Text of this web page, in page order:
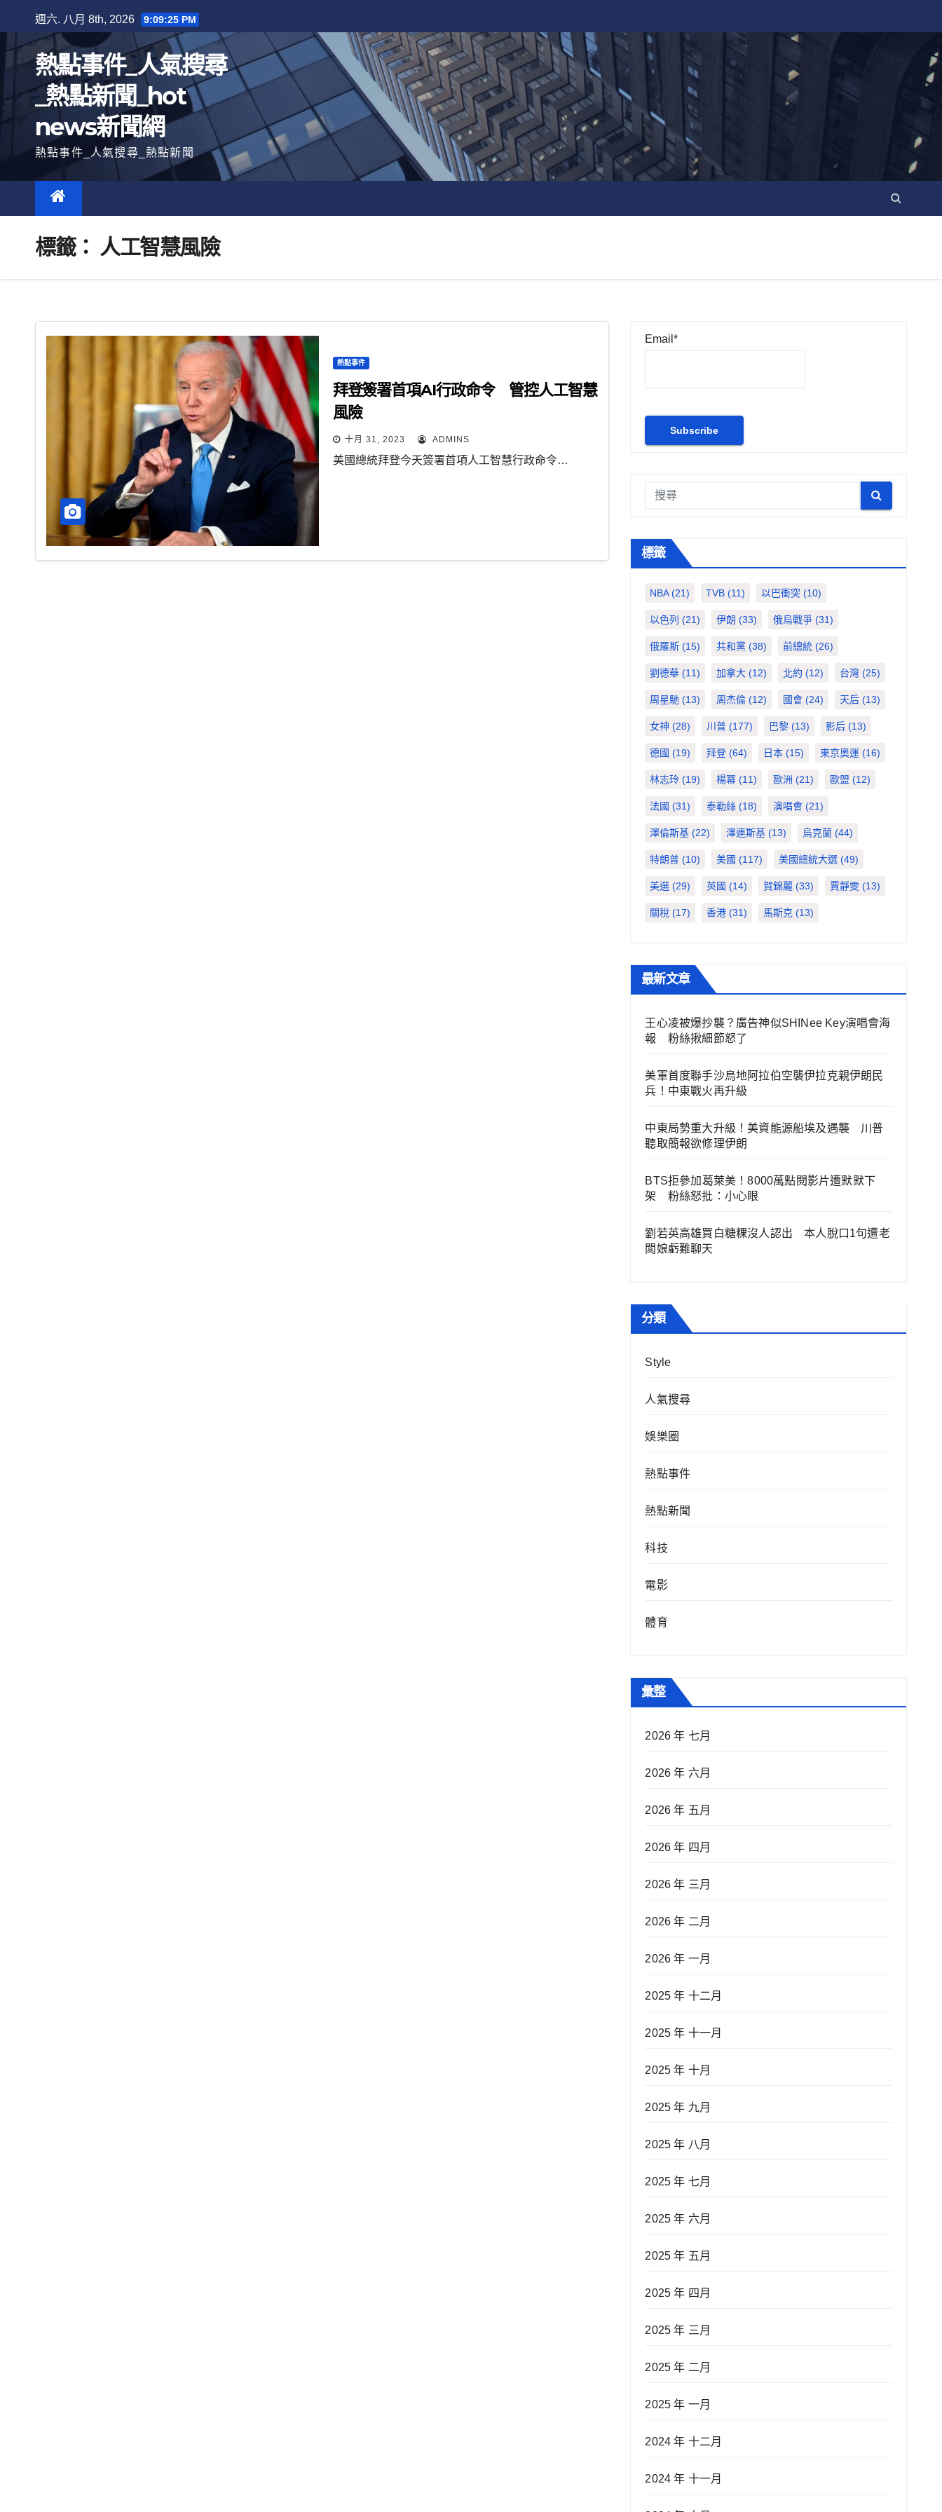
至
內
週六. 八月 8th, 2026 9:09:26 PM
熱點事件_人氣搜尋
_熱點新聞_hot
news新聞網
熱點事件_人氣搜尋_熱點新聞
標籤： 人工智慧風險
熱點事件
拜登簽署首項AI行政命令 管控人工智慧
風險
十月 31, 2023 ADMINS
美國總統拜登今天簽署首項人工智慧行政命令…
Email*
標籤
NBA(21) TVB (11) 以巴衝突 (10)
以色列 (21) 伊朗 (33) 俄烏戰爭 (31)
俄羅斯 (15) 共和黨 (38) 前總統 (26)
劉德華 (11) 加拿大 (12) 北約 (12) 台灣 (25)
周星馳 (13) 周杰倫 (12) 國會 (24) 天后 (13)
女神 (28) 川普 (177) 巴黎 (13) 影后 (13)
德國 (19) 拜登 (64) 日本 (15) 東京奧運 (16)
林志玲 (19) 楊冪 (11) 歐洲 (21) 歐盟 (12)
法國 (31) 泰勒絲 (18) 演唱會 (21)
澤倫斯基 (22) 澤連斯基 (13) 烏克蘭 (44)
特朗普 (10) 美國 (117) 美國總統大選 (49)
美選 (29) 英國 (14) 賀錦麗 (33) 賈靜雯 (13)
關稅 (17) 香港 (31) 馬斯克 (13)
最新文章
王心凌被爆抄襲？廣告神似SHINee Key演唱會海
報 粉絲揪細節怒了
美軍首度聯手沙烏地阿拉伯空襲伊拉克親伊朗民
兵！中東戰火再升級
中東局勢重大升級！美資能源船埃及遇襲 川普
聽取簡報欲修理伊朗
BTS拒參加葛萊美！8000萬點閱影片遭默默下
架 粉絲怒批：小心眼
劉若英高雄買白糖粿沒人認出 本人脫口1句遭老
闆娘虧難聊天
分類
Style
人氣搜尋
娛樂圈
熱點事件
熱點新聞
科技
電影
體育
彙整
2026 年 七月
2026 年 六月
2026 年 五月
2026 年 四月
2026 年 三月
2026 年 二月
2026 年 一月
2025 年 十二月
2025 年 十一月
2025 年 十月
2025 年 九月
2025 年 八月
2025 年 七月
2025 年 六月
2025 年 五月
2025 年 四月
2025 年 三月
2025 年 二月
2025 年 一月
2024 年 十二月
2024 年 十一月